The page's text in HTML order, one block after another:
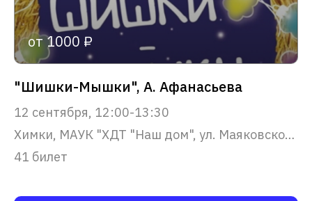
от 1000 ₽
"Шишки-Мышки", А. Афанасьева
12 сентября, 12:00-13:30
Химки, МАУК "ХДТ "Наш дом", ул. Маяковского, 22
41 билет